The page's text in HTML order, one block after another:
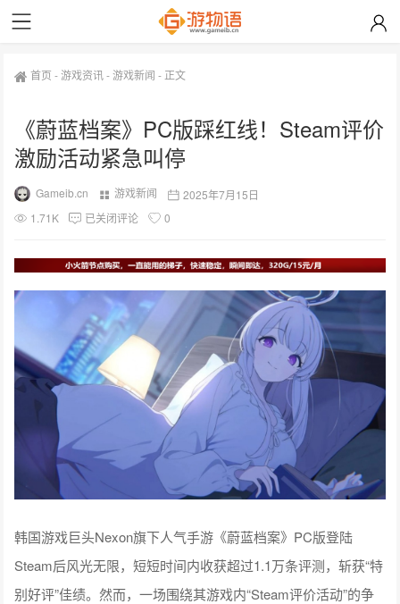
首页 -游戏资讯-游戏新闻 - 正文
《蔚蓝档案》PC版踩红线！Steam评价
激励活动紧急叫停
Gameib.cn 游戏新闻
2025年7月15日
1.71K
已关闭评论 0
韩国游戏巨头Nexon旗下人气手游《蔚蓝档案》PC版登陆
Steam后风光无限，短短时间内收获超过1.1万条评测，斩获“特
别好评”佳绩。然而，一场围绕其游戏内“Steam评价活动”的争